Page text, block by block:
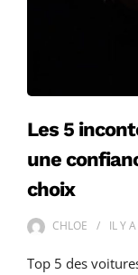
Les 5
une
choix
CHLOE IL Y A
Top 5 des